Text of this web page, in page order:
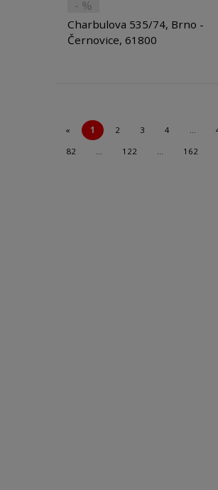
- %
Charbulova 535/74, Brno -
Černovice, 61800
« 1 2 3 4 …
82
… 122 … 162